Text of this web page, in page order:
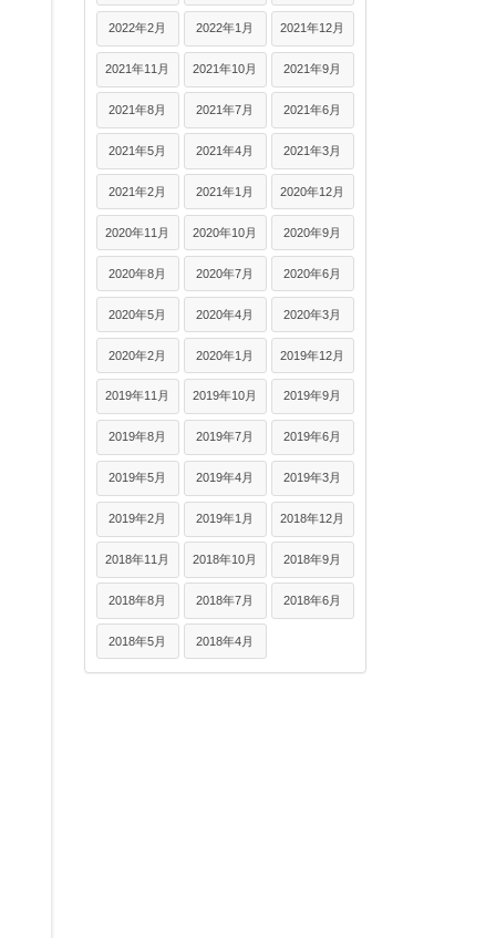
2022年2月 2022年1月 2021年12月
2021年11月 2021年10月 2021年9月
2021年8月 2021年7月 2021年6月
2021年5月 2021年4月 2021年3月
2021年2月 2021年1月 2020年12月
2020年11月 2020年10月 2020年9月
2020年8月 2020年7月 2020年6月
2020年5月 2020年4月 2020年3月
2020年2月 2020年1月 2019年12月
2019年11月 2019年10月 2019年9月
2019年8月 2019年7月 2019年6月
2019年5月 2019年4月 2019年3月
2019年2月 2019年1月 2018年12月
2018年11月 2018年10月 2018年9月
2018年8月 2018年7月 2018年6月
2018年5月 2018年4月